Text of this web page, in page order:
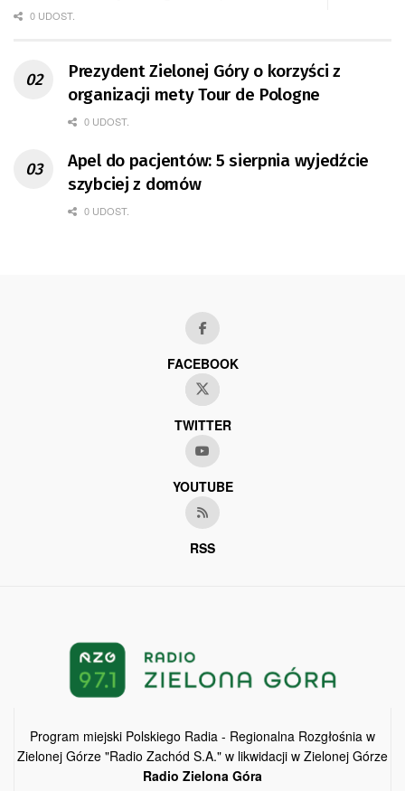
0 UDOST.
Prezydent Zielonej Góry o korzyści z
organizacji mety Tour de Pologne
0 UDOST.
Apel do pacjentów: 5 sierpnia wyjedźcie
szybciej z domów
0 UDOST.
FACEBOOK
TWITTER
YOUTUBE
RSS
Program miejski Polskiego Radia - Regionalna Rozgłośnia w
Zielonej Górze "Radio Zachód S.A." w likwidacji w Zielonej Górze
Radio Zielona Góra